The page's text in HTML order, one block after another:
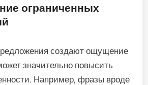
ограниченных
создают ощущение
значительно повысить
Например, фразы вроде